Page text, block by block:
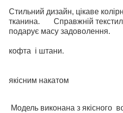
Стильний дизайн, цікаве
тканина. Справжній
подарує масу
До костюма
кофта і
якісним накатом
Модель виконана з